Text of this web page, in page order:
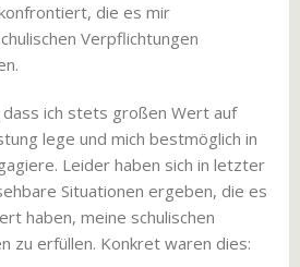
die es mir
Verpflichtungen
ich stets großen Wert auf
lege und mich bestmöglich in
Leider haben sich in letzter
Situationen ergeben, die es
haben, meine schulischen
zu erfüllen. Konkret waren dies: